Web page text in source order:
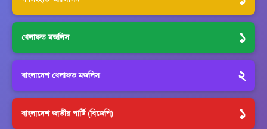
খেলাফত মজলিস ১
বাংলাদেশ খেলাফত মজলিস ২
বাংলাদেশ জাতীয় পার্টি (বিজেপি) ১